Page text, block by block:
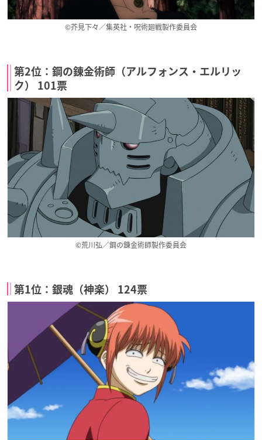
©芥見下々／集英社・呪術廻戦製作委員会
第2位：鋼の錬金術師（アルフォンス・エルリッ
ク） 101票
©荒川弘／鋼の錬金術師製作委員会
第1位：銀魂（神楽） 124票